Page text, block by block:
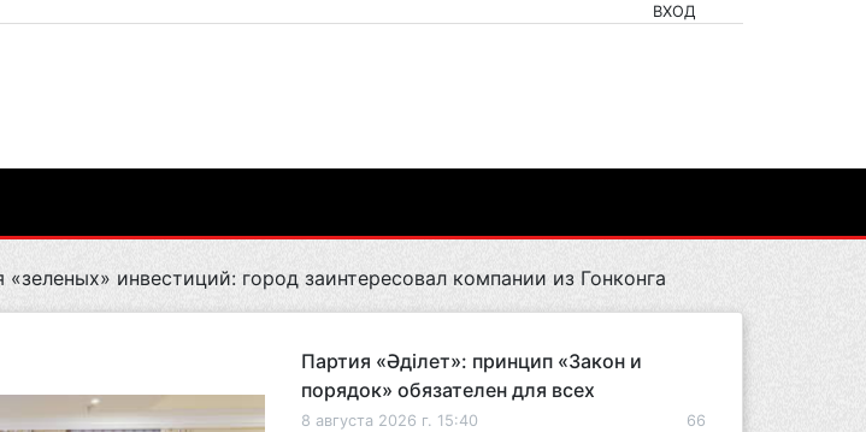
ВХОД
инвестиций: город заинтересовал компании из Гонконга
Партия «Әділет»: принцип «Закон и
порядок» обязателен для всех
8 августа 2026 г. 15:40 66